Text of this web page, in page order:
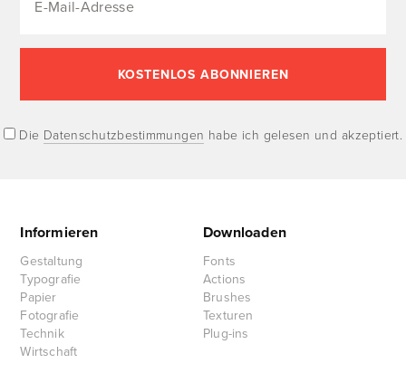
Die Datenschutzbestimmungen habe ich gelesen und akzeptiert.
Informieren
Gestaltung
Typografie
Papier
Fotografie
Technik
Wirtschaft
Downloaden
Fonts
Actions
Brushes
Texturen
Plug-ins